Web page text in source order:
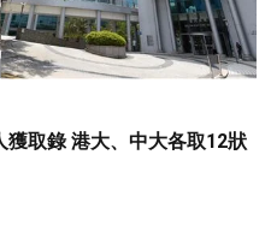
獲取錄 港大、中大各取12狀